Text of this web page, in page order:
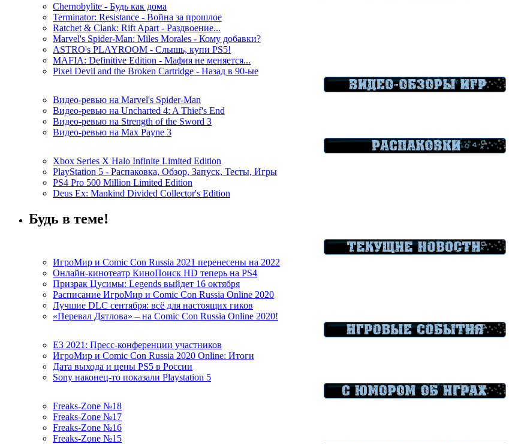
Chernobylite - Будь как дома
Terminator: Resistance - Война за прошлое
Ratchet & Clank: Rift Apart - Раздвоение...
Marvel's Spider-Man: Miles Morales - Кому добавки?
ASTRO's PLAYROOM - Слышь, купи PS5!
MAFIA: Definitive Edition - Мафия не меняется...
Pixel Devil and the Broken Cartridge - Назад в 90-ые
Видео-ревью на Marvel's Spider-Man
Видео-ревью на Uncharted 4: A Thief's End
Видео-ревью на Strength of the Sword 3
Видео-ревью на Max Payne 3
Xbox Series X Halo Infinite Limited Edition
PlayStation 5 - Распаковка, Обзор, Запуск, Тесты, Игры
PS4 Pro 500 Million Limited Edition
Deus Ex: Mankind Divided Collector's Edition
Будь в теме!
ИгроМир и Comic Con Russia 2021 перенесены на 2022
Онлайн-кинотеатр КиноПоиск HD теперь на PS4
Призрак Цусимы: Legends выйдет 16 октября
Расписание ИгроМир и Comic Con Russia Online 2020
Лучшие DLC сентября: всё для настоящих гиков
«Перевал Дятлова» – на Comic Con Russia Online 2020!
E3 2021: Пресс-конференции участников
ИгроМир и Comic Con Russia 2020 Online: Итоги
Дата выхода и цены PS5 в России
Sony наконец-то показали Playstation 5
Freaks-Zone №18
Freaks-Zone №17
Freaks-Zone №16
Freaks-Zone №15